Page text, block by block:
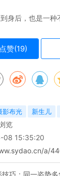
身后，也是一种
点赞(19)
影布光 新生儿
览
08 15:35:20
a/